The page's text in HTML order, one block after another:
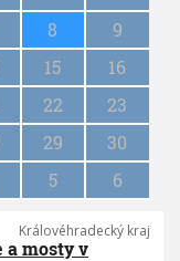
8
9
15
16
22
23
29
30
5 6
Královéhradecký kraj
a mosty v